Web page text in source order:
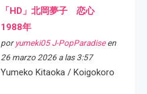
「HD」北岡夢子 恋心
1988年
por yumeki05 J-PopParadiseen
26 marzo 2026 a las 3:57
Yumeko Kitaoka / Koigokoro